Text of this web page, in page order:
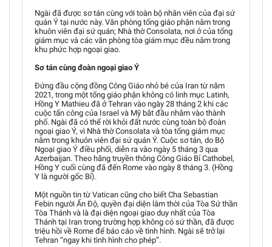
Ngài đã được sơ tán cùng với toàn bộ nhân viên của đại sứ
quán Ý tại nước này. Văn phòng tổng giáo phận nằm trong
khuôn viên đại sứ quán; Nhà thờ Consolata, nơi ở của tổng
giám mục và các văn phòng tòa giám mục đều nằm trong
khu phức hợp ngoại giao.
Sơ tán cùng đoàn ngoại giao Ý
Đứng đầu cộng đồng Công Giáo nhỏ bé của Iran từ năm
2021, trong một tổng giáo phận không có linh mục Latinh,
Hồng Y Mathieu đã ở Tehran vào ngày 28 tháng 2 khi các
cuộc tấn công của Israel và Mỹ bắt đầu nhắm vào thành
phố. Ngài đã có thể rời khỏi đất nước cùng toàn bộ đoàn
ngoại giao Ý, vì Nhà thờ Consolata và tòa tổng giám mục
nằm trong khuôn viên đại sứ quán Ý. Cuộc sơ tán, do Bộ
Ngoại giao Ý điều phối, diễn ra vào ngày 5 tháng 3 qua
Azerbaijan. Theo hãng truyền thông Công Giáo Bỉ Cathobel,
Hồng Y cuối cùng đã đến Rome vào ngày 8 tháng 3. (Hồng
Y là người gốc Bỉ).
Một nguồn tin từ Vatican cũng cho biết Cha Sebastian
Febin người Ấn Độ, quyền đại diện lâm thời của Tòa Sứ thần
Tòa Thánh và là đại diện ngoại giao duy nhất của Tòa
Thánh tại Iran trong trường hợp không có sứ thần, đã được
triệu hồi về Rome để báo cáo về tình hình. Ngài sẽ trở lại
Tehran “ngay khi tình hình cho phép”.